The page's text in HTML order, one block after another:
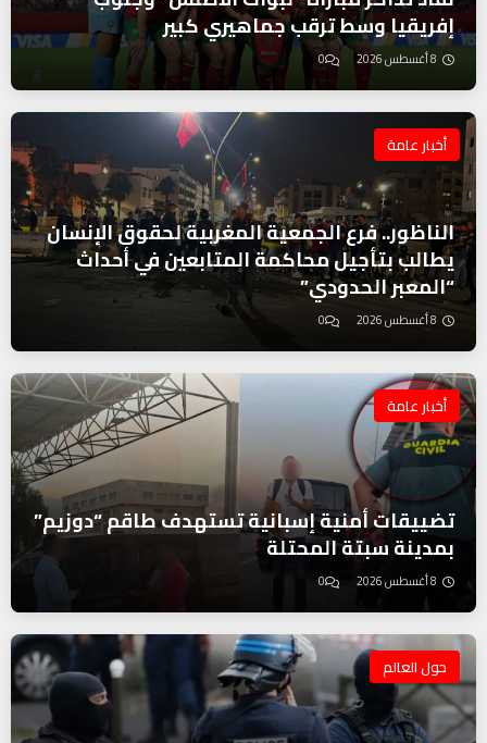
إفريقيا وسط ترقب جماهيري كبير
8 أغسطس 2026 0
أخبار عامة
الناظور.. فرع الجمعية المغربية لحقوق الإنسان
يطالب بتأجيل محاكمة المتابعين في أحداث
“المعبر الحدودي”
8 أغسطس 2026 0
أخبار عامة
تضييقات أمنية إسبانية تستهدف طاقم “دوزيم”
بمدينة سبتة المحتلة
8 أغسطس 2026 0
حول العالم